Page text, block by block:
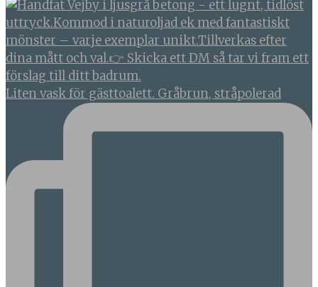
Liten vask för gästtoalett. Gråbrun, stråpolerad